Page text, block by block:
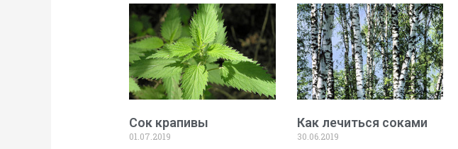
Сок крапивы
01.07.2019
Как лечиться соками
30.06.2019